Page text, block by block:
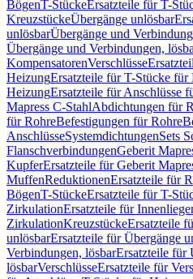
BögenT-StückeErsatzteile für T-
KreuzstückeÜbergänge unlösbar
unlösbarÜbergänge und
Übergänge und Verbindungen,
KompensatorenVerschlüsse
HeizungErsatzteile für T-Stücke für
HeizungErsatzteile für Anschlüsse
Mapress C-StahlAbdichtungen für
für RohreBefestigungen für Rohre
AnschlüsseSystemdichtungenSets
FlanschverbindungenGeberit
KupferErsatzteile für Geberit
MuffenReduktionenErsatzteile für
BögenT-StückeErsatzteile für T-
ZirkulationErsatzteile für
ZirkulationKreuzstückeErsatzteile
unlösbarErsatzteile für Übergänge
Verbindungen, lösbarErsatzteile für
lösbarVerschlüsseErsatzteile für